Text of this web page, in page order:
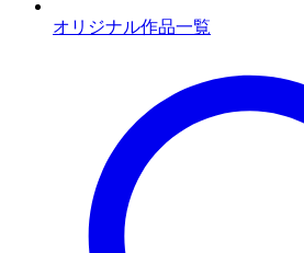
オリジナル作品一覧